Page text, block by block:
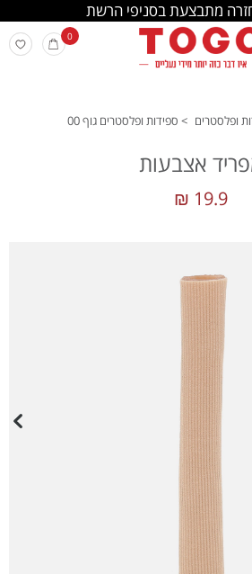
מתבצעת בסניפי הרשת
0
ופלסטרים > ספידות ופלסטרים גוף 00
אצבעות
19.9 ₪